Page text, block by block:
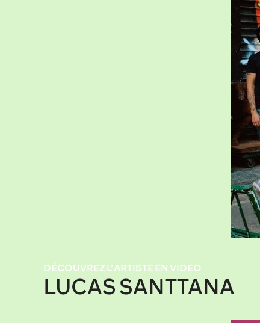
DÉCOUVREZ L’ARTISTE EN VIDEO
LUCAS SANTTANA